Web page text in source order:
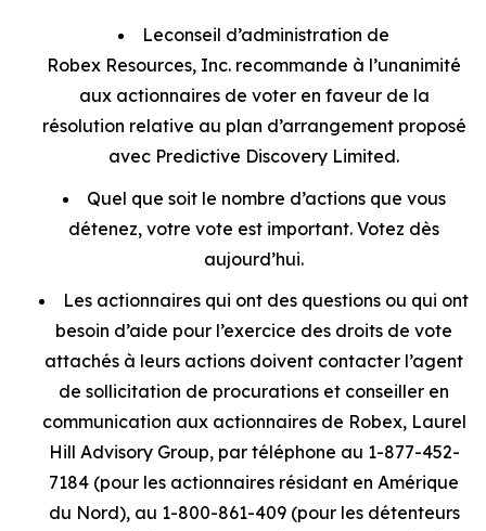
Leconseil d’administration de
Robex Resources, Inc. recommande à l’unanimité
aux actionnaires de voter en faveur de la
résolution relative au plan d’arrangement proposé
avec Predictive Discovery Limited.
Quel que soit le nombre d’actions que vous
détenez, votre vote est important. Votez dès
aujourd’hui.
Les actionnaires qui ont des questions ou qui ont
besoin d’aide pour l’exercice des droits de vote
attachés à leurs actions doivent contacter l’agent
de sollicitation de procurations et conseiller en
communication aux actionnaires de Robex, Laurel
Hill Advisory Group, par téléphone au 1-877-452-
7184 (pour les actionnaires résidant en Amérique
du Nord), au 1-800-861-409 (pour les détenteurs